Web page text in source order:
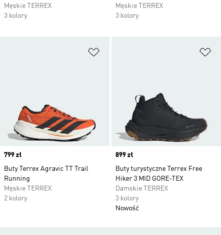
Męskie TERREX
3 kolory
Męskie TERREX
3 kolory
Price
799 zł
Buty Terrex Agravic TT Trail
Running
Męskie TERREX
2 kolory
Price
899 zł
Buty turystyczne Terrex Free
Hiker 3 MID GORE-TEX
Damskie TERREX
3 kolory
Nowość